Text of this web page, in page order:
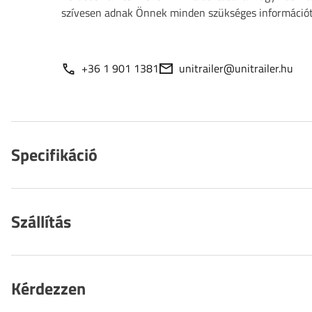
szívesen adnak Önnek minden szükséges
+36 1 901 1381 unitrailer@unitrailer.hu
Specifikáció
Szállítás
Kérdezzen